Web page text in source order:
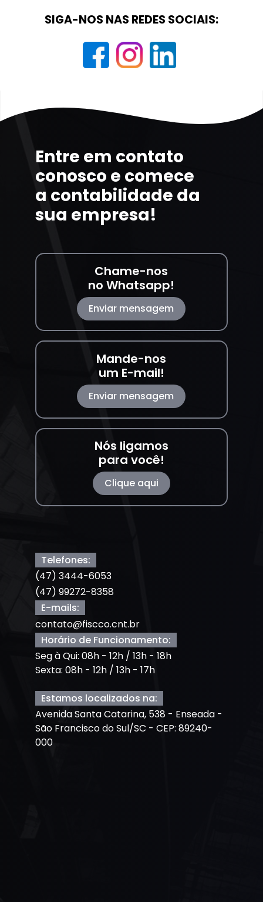
SIGA-NOS NAS REDES SOCIAIS:
Entre em contato
conosco e comece
a contabilidade da
sua empresa!
Chame-nos
no Whatsapp!
Enviar mensagem
Mande-nos
um E-mail!
Enviar mensagem
Nós ligamos
para você!
Clique aqui
Telefones:
(47) 3444-6053
(47) 99272-8358
E-mails:
contato@fiscco.cnt.br
Horário de Funcionamento:
Seg à Qui: 08h - 12h / 13h - 18h
Sexta: 08h - 12h / 13h - 17h
Estamos localizados na:
Avenida Santa Catarina, 538 - Enseada -
São Francisco do Sul/SC - CEP: 89240-
000